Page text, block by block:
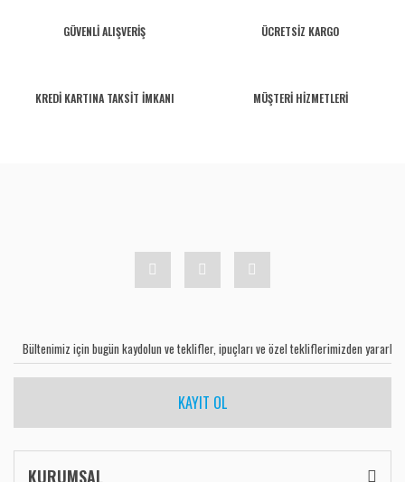
GÜVENLİ ALIŞVERİŞ ÜCRETSİZ KARGO
KREDİ KARTINA TAKSİT İMKANI MÜŞTERİ HİZMETLERİ
KAYIT OL
KURUMSAL